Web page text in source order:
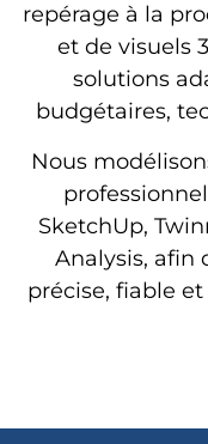
repérage à la
et de visuels
solutions
budgétaires,
Nous
SketchUp,
Analysis, afin
précise, fiable